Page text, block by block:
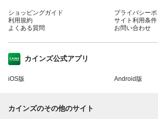
ショッピングガイド
利用規約
よくある質問
プライバシー
サイト利用条
お問い合わせ
カインズ公式アプリ
iOS版 Android版
カインズのその他のサイト